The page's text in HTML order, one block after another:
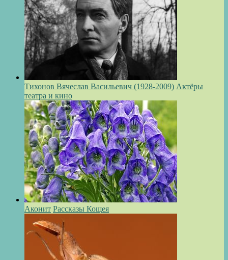
Тихонов Вячеслав Васильевич (1928-2009) Актёры
театра и кино
Аконит Рассказы Кощея